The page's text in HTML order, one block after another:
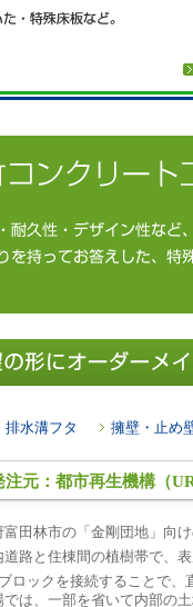
排水溝フタ 擁壁・止め
元：都市再生機構（UR
富田林市の「金剛団地」向け
道路と住棟間の植樹帯で、
ロックを接続することで、
では、一部を省いて内部の